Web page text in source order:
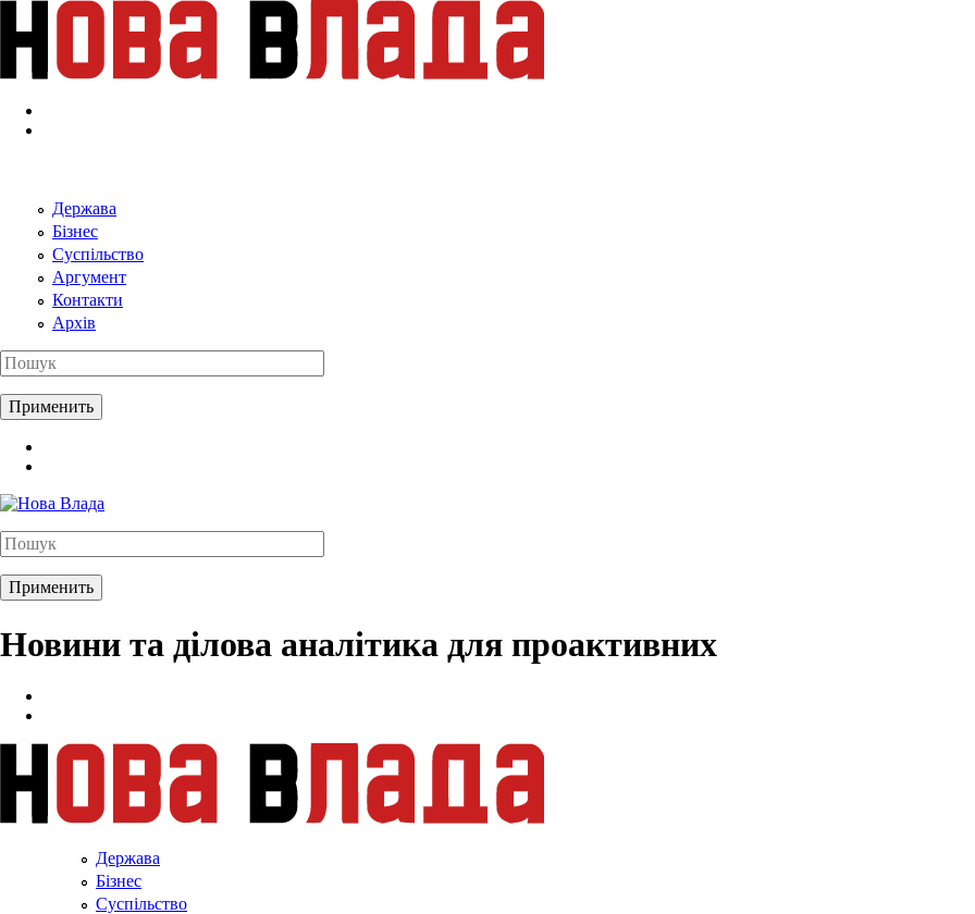
Перейти к основному содержанию
Держава
Бізнес
Суспільство
Аргумент
Контакти
Архів
Новини та ділова аналітика для проактивних
Держава
Бізнес
Суспільство